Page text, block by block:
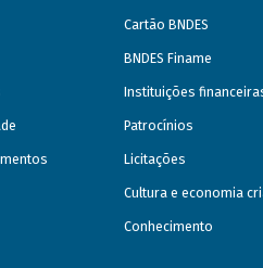
Cartão BNDES
BNDES Finame
Instituições
Patrocínios
Licitações
Cultura e economia
Conhecimento